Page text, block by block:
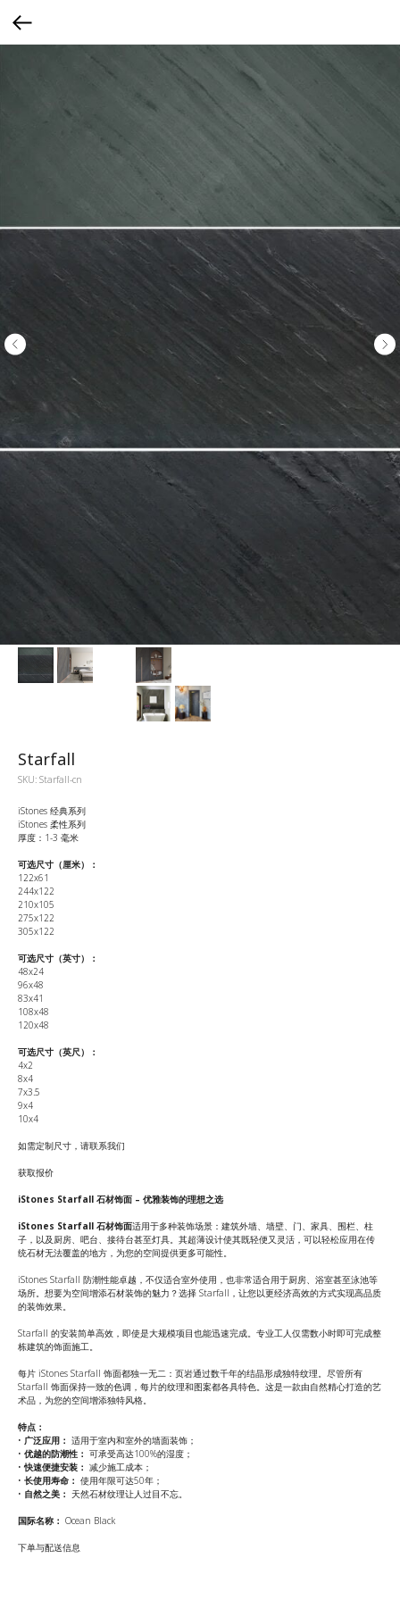
Starfall
SKU: Starfall-cn
iStones 经典系列
iStones 柔性系列
厚度：1-3 毫米
可选尺寸（厘米）：
122x61
244x122
210x105
275x122
305x122
可选尺寸（英寸）：
48x24
96x48
83x41
108x48
120x48
可选尺寸（英尺）：
4x2
8x4
7x3.5
9x4
10x4
如需定制尺寸，请联系我们
获取报价
iStones Starfall 石材饰面 – 优雅装饰的理想之选
iStones Starfall 石材饰面适用于多种装饰场景：建筑外墙、墙壁、门、家具、围栏、柱
子，以及厨房、吧台、接待台甚至灯具。其超薄设计使其既轻便又灵活，可以轻松应用在传
统石材无法覆盖的地方，为您的空间提供更多可能性。
iStones Starfall 防潮性能卓越，不仅适合室外使用，也非常适合用于厨房、浴室甚至泳池等
场所。想要为空间增添石材装饰的魅力？选择 Starfall，让您以更经济高效的方式实现高品质
的装饰效果。
Starfall 的安装简单高效，即使是大规模项目也能迅速完成。专业工人仅需数小时即可完成整
栋建筑的饰面施工。
每片 iStones Starfall 饰面都独一无二：页岩通过数千年的结晶形成独特纹理。尽管所有
Starfall 饰面保持一致的色调，每片的纹理和图案都各具特色。这是一款由自然精心打造的艺
术品，为您的空间增添独特风格。
特点：
• 广泛应用： 适用于室内和室外的墙面装饰；
• 优越的防潮性： 可承受高达100%的湿度；
•快速便捷安装： 减少施工成本；
• 长使用寿命： 使用年限可达50年；
• 自然之美： 天然石材纹理让人过目不忘。
国际名称： Ocean Black
下单与配送信息